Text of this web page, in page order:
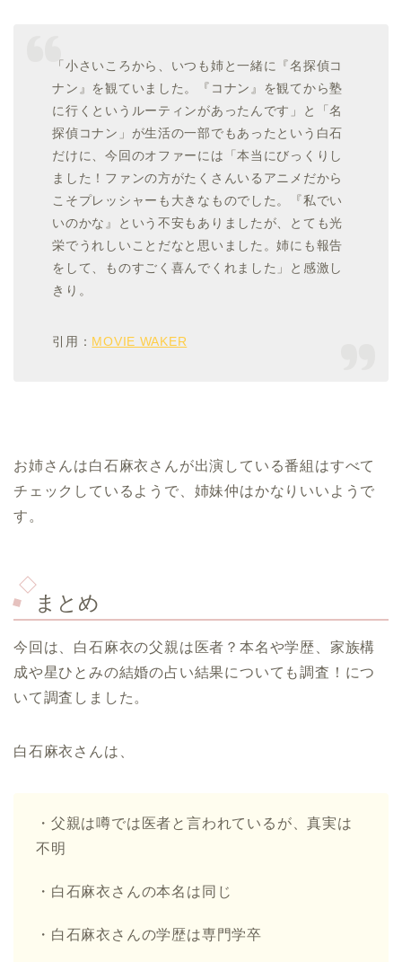
「小さいころから、いつも姉と一緒に『名探偵コ
ナン』を観ていました。『コナン』を観てから塾
に行くというルーティンがあったんです」と「名
探偵コナン」が生活の一部でもあったという白石
だけに、今回のオファーには「本当にびっくりし
ました！ファンの方がたくさんいるアニメだから
こそプレッシャーも大きなものでした。『私でい
いのかな』という不安もありましたが、とても光
栄でうれしいことだなと思いました。姉にも報告
をして、ものすごく喜んでくれました」と感激し
きり。
引用： MOVIE WAKER
お姉さんは白石麻衣さんが出演している番組はすべて
チェックしているようで、姉妹仲はかなりいいようで
す。
まとめ
今回は、白石麻衣の父親は医者？本名や学歴、家族構
成や星ひとみの結婚の占い結果についても調査！につ
いて調査しました。
白石麻衣さんは、
・父親は噂では医者と言われているが、真実は
不明
・白石麻衣さんの本名は同じ
・白石麻衣さんの学歴は専門学卒